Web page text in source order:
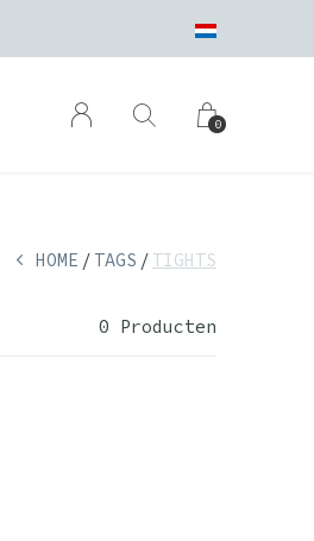
0
HOME TAGS TIGHTS
0 Producten